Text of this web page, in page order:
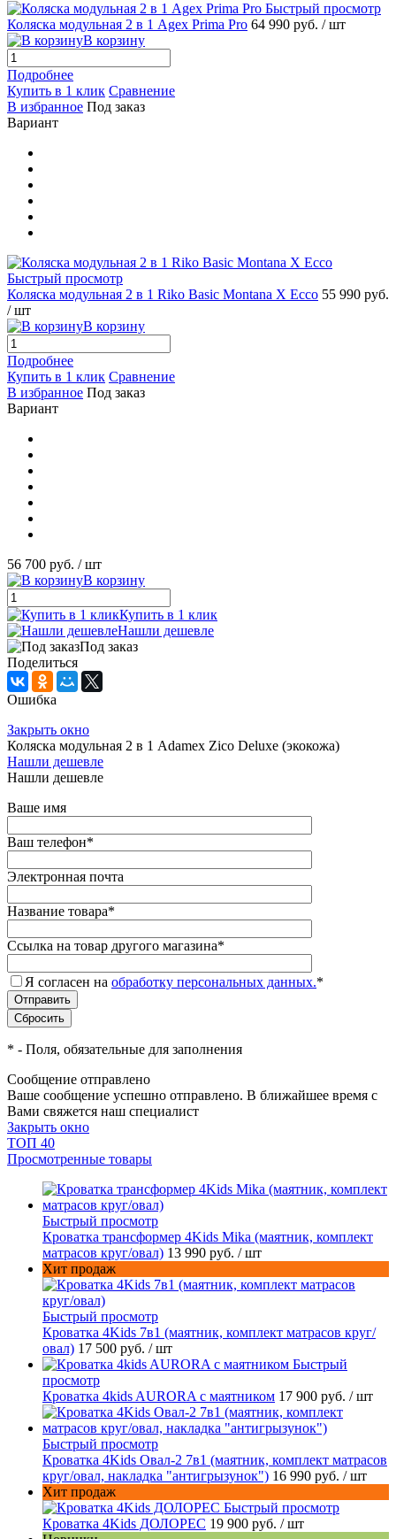
Быстрый просмотр
Коляска модульная 2 в 1 Agex Prima Pro 64 990 руб. / шт
В корзину
Подробнее
Купить в 1 клик Сравнение
В избранное Под заказ
Вариант
Быстрый просмотр
Коляска модульная 2 в 1 Riko Basic Montana X Ecco 55 990 руб.
/ шт
В корзину
Подробнее
Купить в 1 клик Сравнение
В избранное Под заказ
Вариант
56 700 руб. / шт
В корзину
Купить в 1 клик
Нашли дешевле
Под заказ
Поделиться
Ошибка
Закрыть окно
Коляска модульная 2 в 1 Adamex Zico Deluxe (экокожа)
Нашли дешевле
Нашли дешевле
Ваше имя
Ваш телефон*
Электронная почта
Название товара*
Ссылка на товар другого магазина*
Я согласен на обработку персональных данных.*
* - Поля, обязательные для заполнения
Сообщение отправлено
Ваше сообщение успешно отправлено. В ближайшее время с
Вами свяжется наш специалист
Закрыть окно
ТОП 40
Просмотренные товары
Быстрый просмотр
Кроватка трансформер 4Kids Mika (маятник, комплект
матрасов круг/овал) 13 990 руб. / шт
Хит продаж
Быстрый просмотр
Кроватка 4Kids 7в1 (маятник, комплект матрасов круг/
овал) 17 500 руб. / шт
Быстрый
просмотр
Кроватка 4kids AURORA c маятником 17 900 руб. / шт
Быстрый просмотр
Кроватка 4Kids Овал-2 7в1 (маятник, комплект матрасов
круг/овал, накладка "антигрызунок") 16 990 руб. / шт
Хит продаж
Быстрый просмотр
Кроватка 4Kids ДОЛОРЕС 19 900 руб. / шт